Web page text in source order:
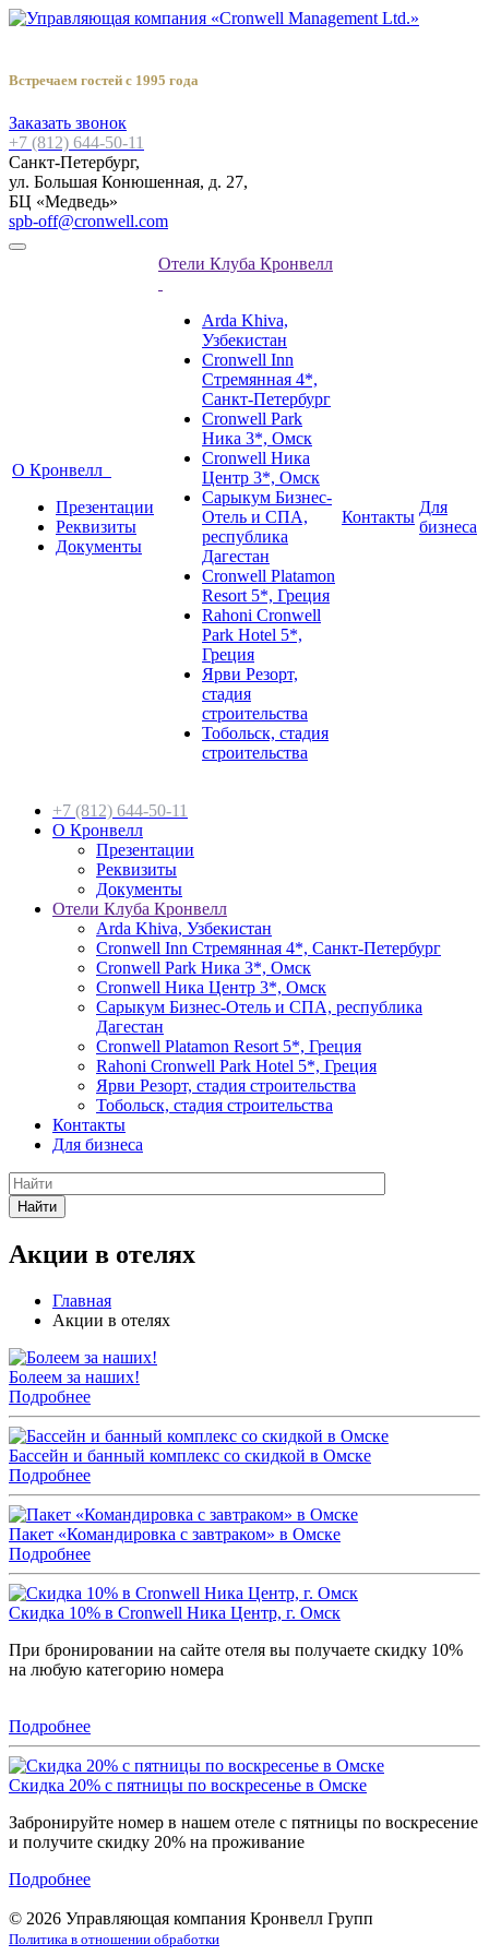
Встречаем гостей с 1995 года
Заказать звонок
+7 (812) 644-50-11
Санкт-Петербург,
ул. Большая Конюшенная, д. 27,
БЦ «Медведь»
spb-off@cronwell.com
О Кронвелл
Презентации
Реквизиты
Документы
Отели Клуба Кронвелл
Arda Khiva,
Узбекистан
Cronwell Inn
Стремянная 4*,
Санкт-Петербург
Cronwell Park
Ника 3*, Омск
Cronwell Ника
Центр 3*, Омск
Сарыкум Бизнес-
Отель и СПА,
республика
Дагестан
Cronwell Platamon
Resort 5*, Греция
Rahoni Cronwell
Park Hotel 5*,
Греция
Ярви Резорт,
стадия
строительства
Тобольск, стадия
строительства
Контакты
Для
бизнеса
+7 (812) 644-50-11
О Кронвелл
Презентации
Реквизиты
Документы
Отели Клуба Кронвелл
Arda Khiva, Узбекистан
Cronwell Inn Стремянная 4*, Санкт-Петербург
Cronwell Park Ника 3*, Омск
Cronwell Ника Центр 3*, Омск
Сарыкум Бизнес-Отель и СПА, республика
Дагестан
Cronwell Platamon Resort 5*, Греция
Rahoni Cronwell Park Hotel 5*, Греция
Ярви Резорт, стадия строительства
Тобольск, стадия строительства
Контакты
Для бизнеса
Найти
Акции в отелях
Главная
Акции в отелях
Болеем за наших!
Подробнее
Бассейн и банный комплекс со скидкой в Омске
Подробнее
Пакет «Командировка с завтраком» в Омске
Подробнее
Скидка 10% в Cronwell Ника Центр, г. Омск
При бронировании на сайте отеля вы получаете скидку 10%
на любую категорию номера
Подробнее
Скидка 20% с пятницы по воскресенье в Омске
Забронируйте номер в нашем отеле с пятницы по воскресение
и получите скидку 20% на проживание
Подробнее
© 2026 Управляющая компания Кронвелл Групп
Политика в отношении обработки